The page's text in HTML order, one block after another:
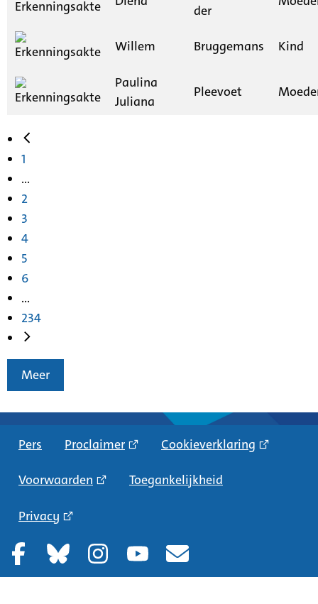
der
Willem Bruggemans Kind
Paulina
Juliana
Pleevoet
1
...
2
3
4
5
6
...
234
Meer
Pers Proclaimer Cookieverklaring
Voorwaarden Toegankelijkheid
Privacy